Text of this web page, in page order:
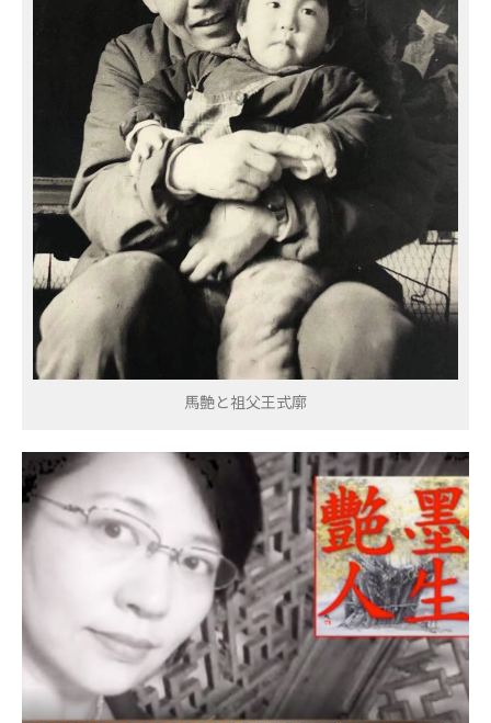
馬艶と祖父王式廓